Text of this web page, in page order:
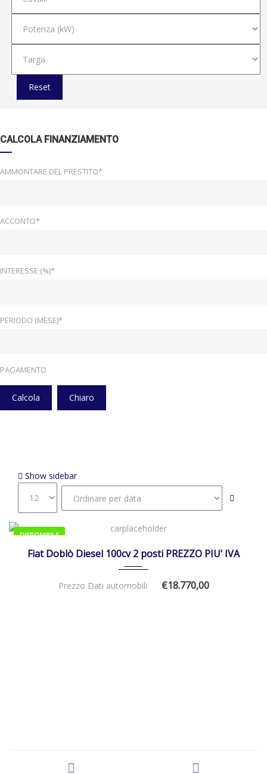
Reset
CALCOLA FINANZIAMENTO
AMMONTARE DEL PRESTITO*
ACCONTO*
INTERESSE (%)*
PERIODO (MESE)*
PAGAMENTO
Calcola Chiaro
Show sidebar
DISPONIBILE
Fiat Doblò Diesel 100cv 2 posti PREZZO PIU’ IVA
Prezzo Dati automobili €18.770,00